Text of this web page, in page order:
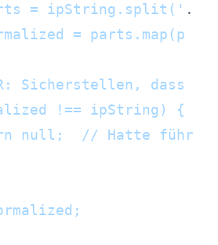
= ipString.split('
.
= parts.map(p
Sicherstellen, dass
!== ipString) {
null;  // Hatte